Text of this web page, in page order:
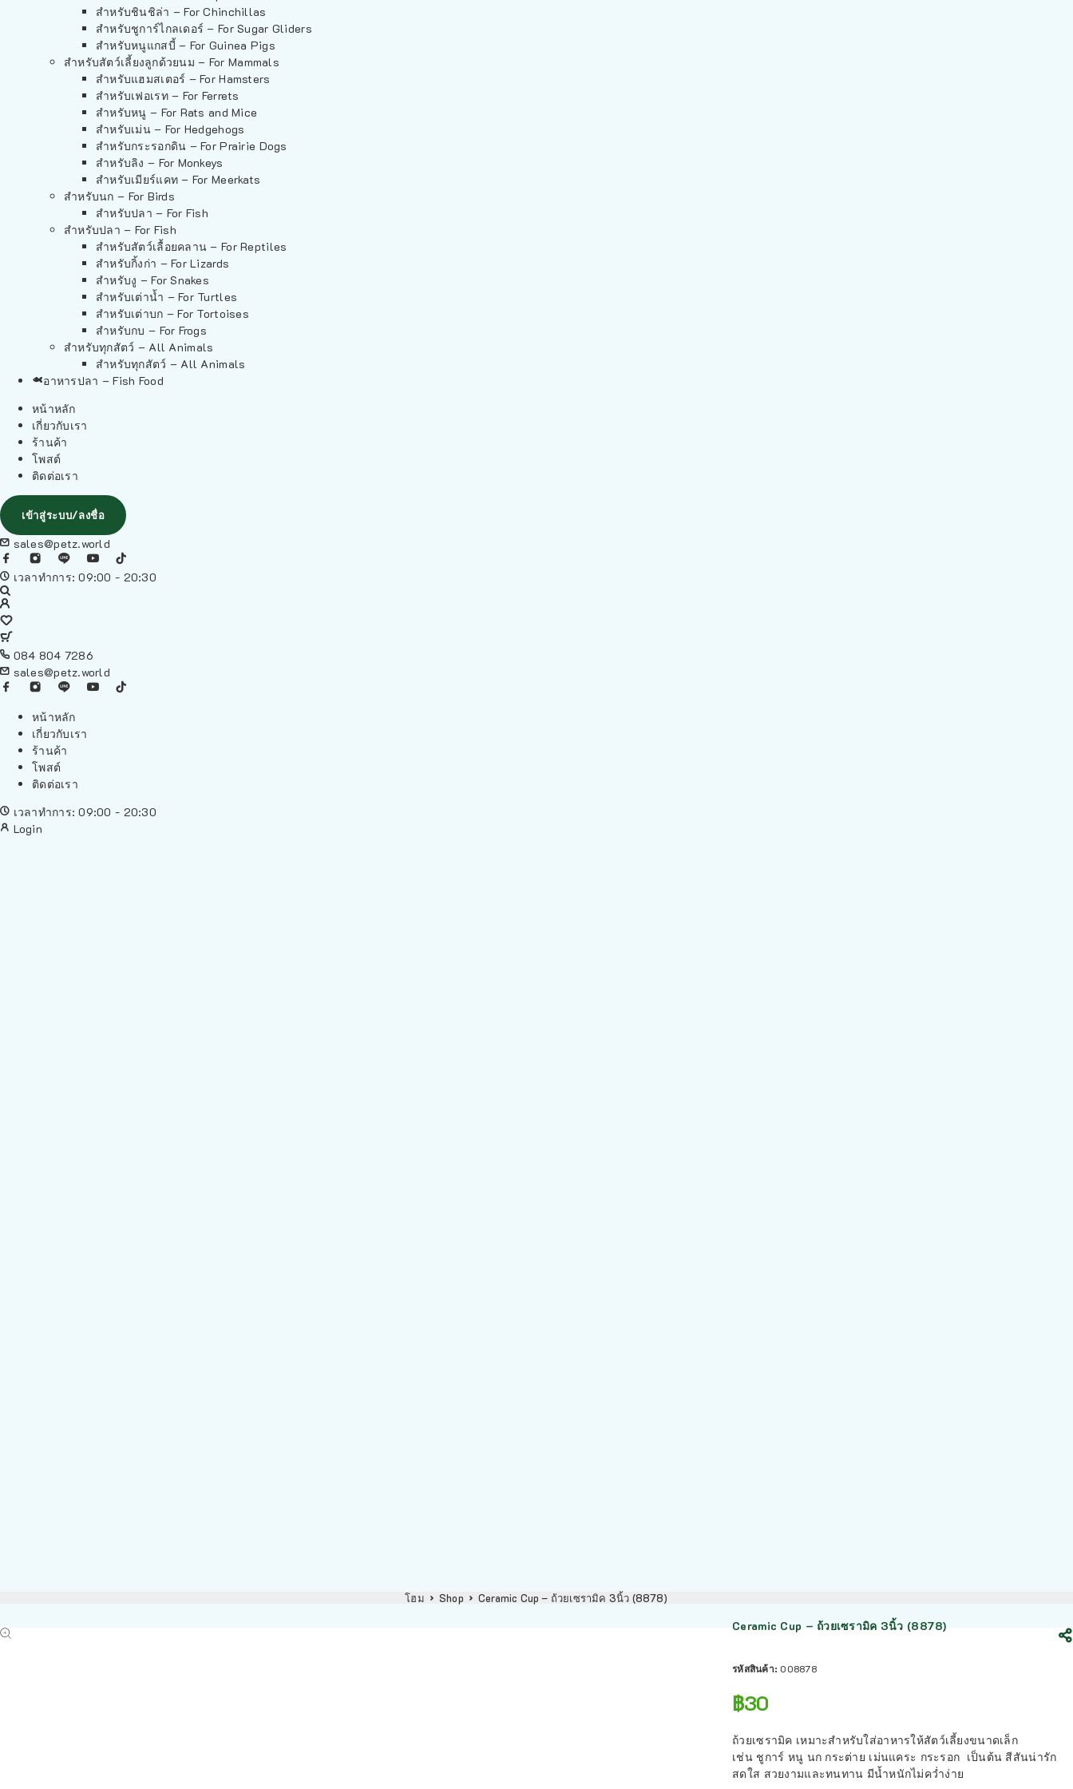
สำหรับชินชิล่า – For Chinchillas
สำหรับชูการ์ไกลเดอร์ – For Sugar Gliders
สำหรับหนูแกสบี้ – For Guinea Pigs
สำหรับสัตว์เลี้ยงลูกด้วยนม – For Mammals
สำหรับแฮมสเตอร์ – For Hamsters
สำหรับเฟอเรท – For Ferrets
สำหรับหนู – For Rats and Mice
สำหรับเม่น – For Hedgehogs
สำหรับกระรอกดิน – For Prairie Dogs
สำหรับลิง – For Monkeys
สำหรับเมียร์แคท – For Meerkats
สำหรับนก – For Birds
สำหรับปลา – For Fish
สำหรับปลา – For Fish
สำหรับสัตว์เลื้อยคลาน – For Reptiles
สำหรับกิ้งก่า – For Lizards
สำหรับงู – For Snakes
สำหรับเต่าน้ำ – For Turtles
สำหรับเต่าบก – For Tortoises
สำหรับกบ – For Frogs
สำหรับทุกสัตว์ – All Animals
สำหรับทุกสัตว์ – All Animals
อาหารปลา – Fish Food
หน้าหลัก
เกี่ยวกับเรา
ร้านค้า
โพสต์
ติดต่อเรา
เข้าสู่ระบบ/ลงชื่อ
sales@petz.world
เวลาทำการ: 09:00 - 20:30
084 804 7286
sales@petz.world
หน้าหลัก
เกี่ยวกับเรา
ร้านค้า
โพสต์
ติดต่อเรา
เวลาทำการ: 09:00 - 20:30
Login
โฮม Shop Ceramic Cup – ถ้วยเซรามิค 3นิ้ว (8878)
Ceramic Cup – ถ้วยเซรามิค 3นิ้ว (8878)
รหัสสินค้า: 008878
฿30
ถ้วยเซรามิค เหมาะสำหรับใส่อาหารให้สัตว์เลี้ยงขนาดเล็ก
เช่น ชูการ์ หนู นก กระต่าย เม่นแคระ กระรอก เป็นต้น สีสันน่ารัก
สดใส สวยงามและทนทาน มีน้ำหนักไม่คว่ำง่าย